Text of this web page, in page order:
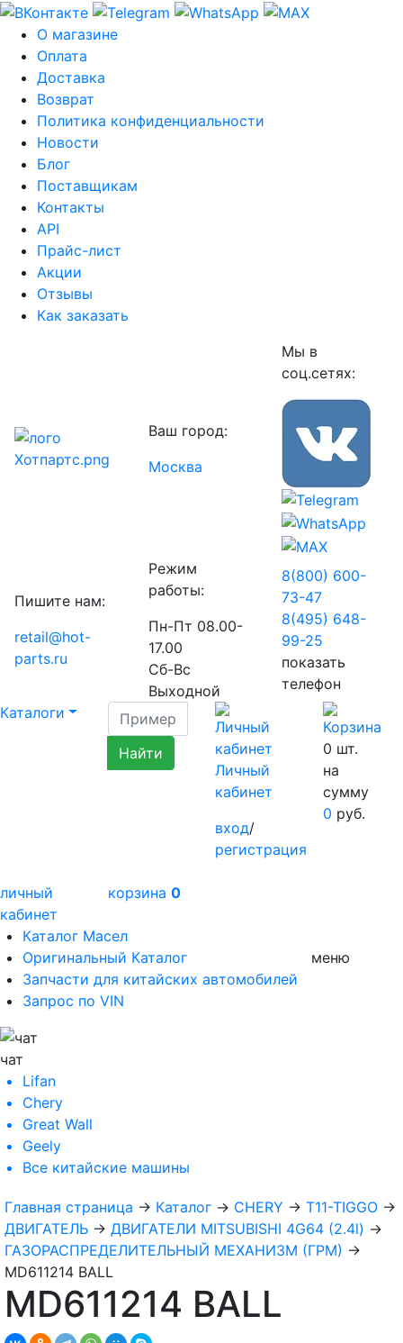
О магазине
Оплата
Доставка
Возврат
Политика конфиденциальности
Новости
Блог
Поставщикам
Контакты
API
Прайс-лист
Акции
Отзывы
Как заказать
Ваш город:
Москва
Мы в
соц.сетях:
Пишите нам:
retail@hot-
parts.ru
Режим
работы:
Пн-Пт 08.00-
17.00
Сб-Вс
Выходной
8(800) 600-
73-47
8(495) 648-
99-25
показать
телефон
Каталоги
Личный
кабинет
вход/
регистрация
0 шт.
на
сумму
0 руб.
личный
кабинет
корзина 0
Каталог Масел
Оригинальный Каталог
Запчасти для китайских автомобилей
Запрос по VIN
меню
чат
Lifan
Chery
Great Wall
Geely
Все китайские машины
Главная страница → Каталог → CHERY → T11-TIGGO →
ДВИГАТЕЛЬ → ДВИГАТЕЛИ MITSUBISHI 4G64 (2.4l) →
ГАЗОРАСПРЕДЕЛИТЕЛЬНЫЙ МЕХАНИЗМ (ГРМ) →
MD611214 BALL
MD611214 BALL